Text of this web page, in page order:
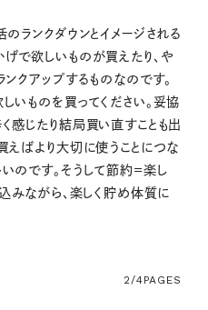
ランクダウンとイメージされる
で欲しいものが買えたり、や
クアップするものなのです。
いものを買ってください。妥協
感じたり結局買い直すことも出
えばより大切に使うことにつな
のです。そうして節約＝楽し
みながら、楽しく貯め体質に
2/4PAGES